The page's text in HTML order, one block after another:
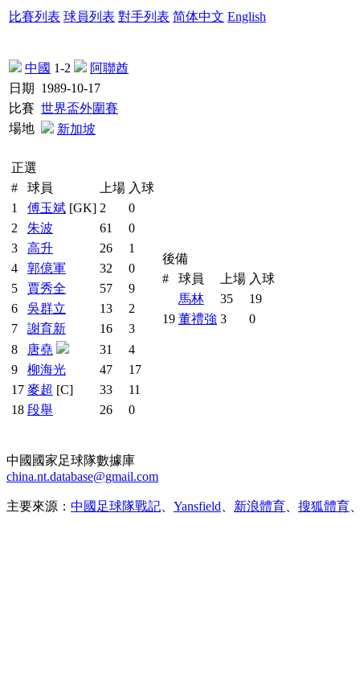
比賽列表 球員列表 對手列表 简体中文 English
中國 1-2
阿聯酋
日期
1989-10-17
比賽 世界盃外圍賽
場地
新加坡
正選
#
球員 上場 入球
1
傅玉斌 [GK] 2
0
2
朱波 61
0
3
高升 26
1
4
郭億軍 32
0
5
賈秀全 57
9
6
吳群立 13
2
7
謝育新 16
3
8
唐堯 31
4
9
柳海光 47
17
17 麥超 [C] 33
11
18 段舉 26 0
後備
#
球員 上場 入球
馬林
35
19
19 董禮強 3 0
中國國家足球隊數據庫
china.nt.database@gmail.com
主要來源： 中國足球隊戰記 Yansfield 新浪體育 搜狐體育